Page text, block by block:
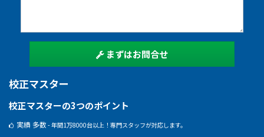
まずはお問合せ
校正マスター
校正マスターの3つのポイント
実績 多数- 年間1万8000台以上！専門スタッフが対応します。